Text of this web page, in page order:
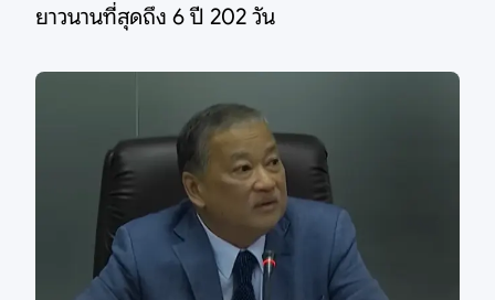
ยาวนานที่สุดถึง 6 ปี 202 วัน